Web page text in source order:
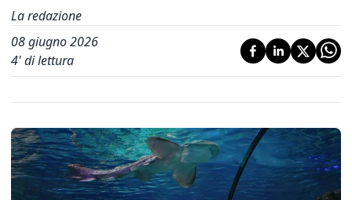
La redazione
08 giugno 2026
4' di lettura